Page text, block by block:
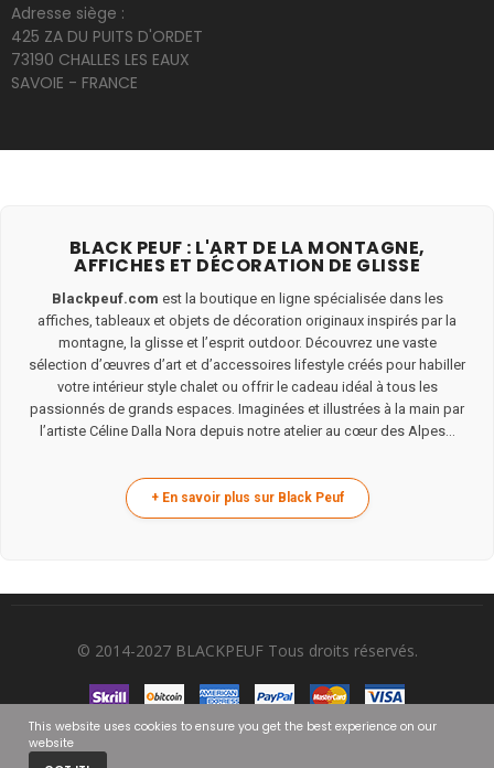
Adresse siège :
425 ZA DU PUITS D'ORDET
73190 CHALLES LES EAUX
SAVOIE - FRANCE
BLACK PEUF : L'ART DE LA MONTAGNE,
AFFICHES ET DÉCORATION DE GLISSE
Blackpeuf.com est la boutique en ligne spécialisée dans les
affiches, tableaux et objets de décoration originaux inspirés par la
montagne, la glisse et l’esprit outdoor. Découvrez une vaste
sélection d’œuvres d’art et d’accessoires lifestyle créés pour habiller
votre intérieur style chalet ou offrir le cadeau idéal à tous les
passionnés de grands espaces. Imaginées et illustrées à la main par
l’artiste Céline Dalla Nora depuis notre atelier au cœur des Alpes...
© 2014-2027 BLACKPEUF Tous droits réservés.
This website uses cookies to ensure you get the best experience on our
website